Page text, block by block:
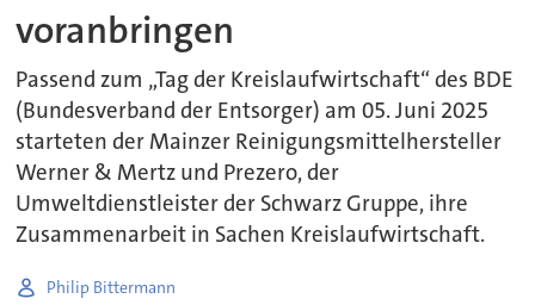
voranbringen
Passend zum „Tag der Kreislaufwirtschaft“ des BDE
(Bundesverband der Entsorger) am 05. Juni 2025
starteten der Mainzer Reinigungsmittelhersteller
Werner & Mertz und Prezero, der
Umweltdienstleister der Schwarz Gruppe, ihre
Zusammenarbeit in Sachen Kreislaufwirtschaft.
Philip Bittermann